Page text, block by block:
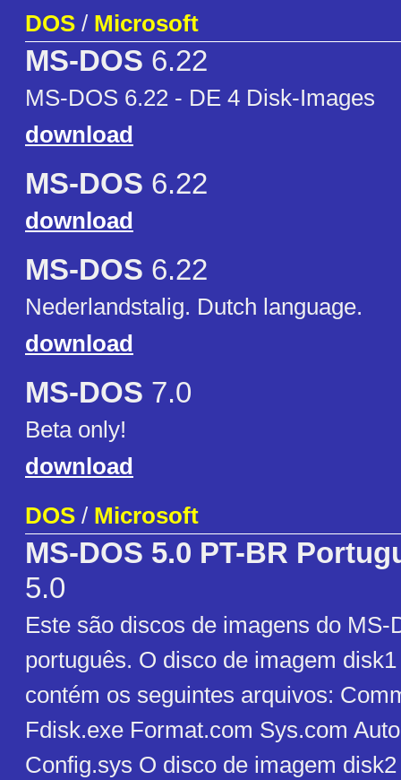
DOS / Microsoft
MS-DOS 6.22
MS-DOS 6.22 - DE 4 Disk-Images
download
MS-DOS 6.22
download
MS-DOS 6.22
Nederlandstalig. Dutch language.
download
MS-DOS 7.0
Beta only!
download
DOS / Microsoft
MS-DOS 5.0 PT-BR
5.0
Este são discos de imagens do MS-
português. O disco de imagem
contém os seguintes arquivos:
Fdisk.exe Format.com Sys.com
Config.sys O disco de imagem